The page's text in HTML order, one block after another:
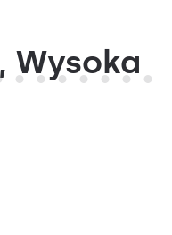
Wysoka